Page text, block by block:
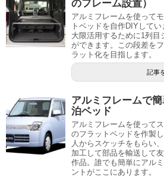
のフレーム設置）
アルミフレームを使って
トベッドを自作DIYして
大限活用するために1列
ができます。この段差を
ラット化を目指します。
記事
アルミフレームで
泊ベッド
アルミフレームを使って
のフラットベッドを作製
人からスケッチをもらい
加工して部品を輸送して
作品。誰でも簡単にアル
ントがここにあります。